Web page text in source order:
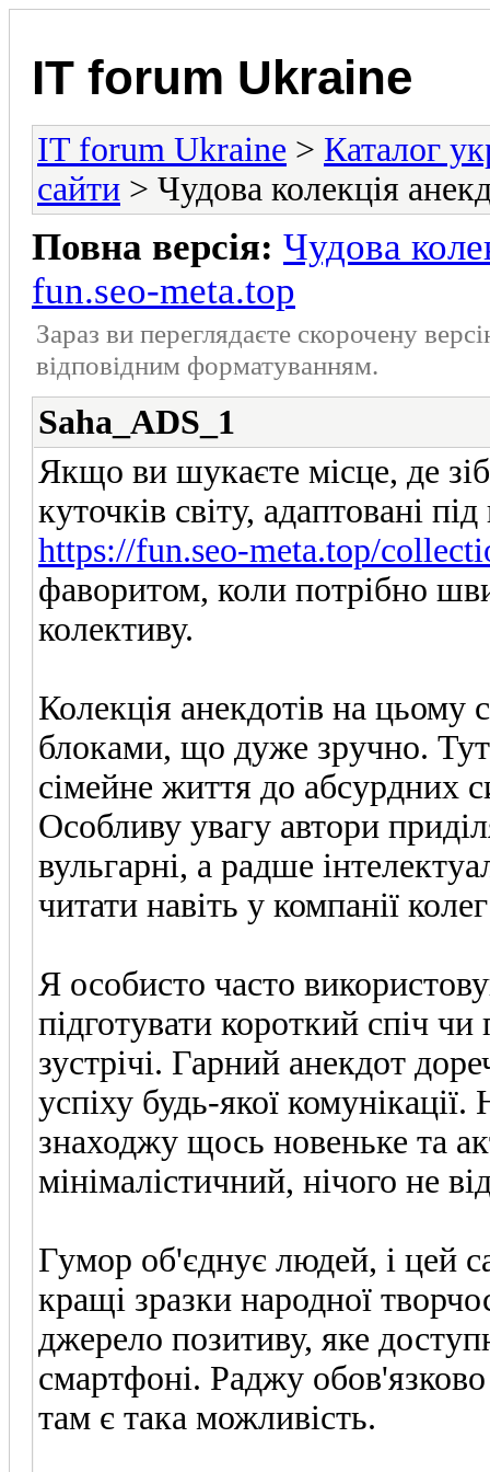
IT forum Ukraine
IT forum Ukraine > Каталог
сайти > Чудова колекція
Повна версія: Чудова
fun.seo-meta.top
Зараз ви переглядаєте скорочену
відповідним форматуванням.
Saha_ADS_1
Якщо ви шукаєте місце, де
куточків світу, адаптовані
https://fun.seo-meta.top/
фаворитом, коли потрібно
колективу.
Колекція анекдотів на цьому
блоками, що дуже зручно. Тут
сімейне життя до абсурдних
Особливу увагу автори
вульгарні, а радше
читати навіть у компанії
Я особисто часто
підготувати короткий спіч
зустрічі. Гарний анекдот
успіху будь-якої
знаходжу щось новеньке та
мінімалістичний, нічого не
Гумор об'єднує людей, і цей
кращі зразки народної
джерело позитиву, яке
смартфоні. Раджу
там є така можливість.